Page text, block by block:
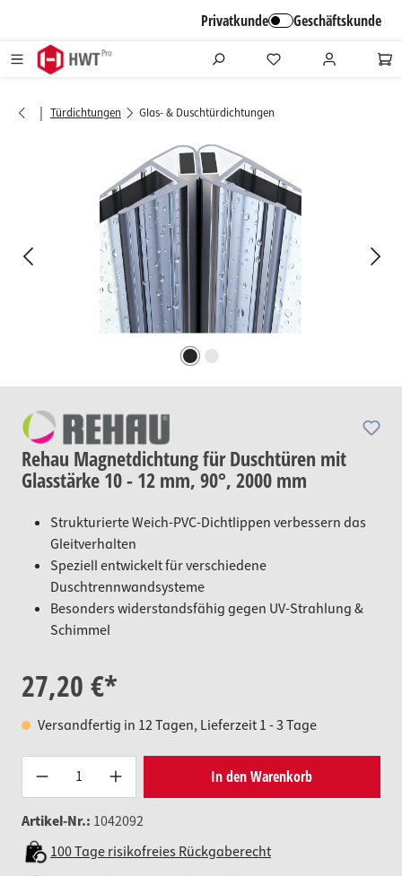
Privatkunde Geschäftskunde
| Türdichtungen Glas- & Duschtürdichtungen
Bildergalerie überspringen
Rehau Magnetdichtung für Duschtüren mit
Glasstärke 10 - 12 mm, 90°, 2000 mm
Strukturierte Weich-PVC-Dichtlippen verbessern das
Gleitverhalten
Speziell entwickelt für verschiedene
Duschtrennwandsysteme
Besonders widerstandsfähig gegen UV-Strahlung &
Schimmel
27,20 €*
Versandfertig in 12 Tagen, Lieferzeit 1 - 3 Tage
Produkt Anzahl: Gib den
In den Warenkorb
Artikel-Nr.: 1042092
100 Tage risikofreies Rückgaberecht